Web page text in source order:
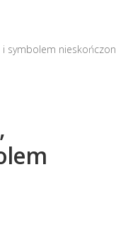
i symbolem